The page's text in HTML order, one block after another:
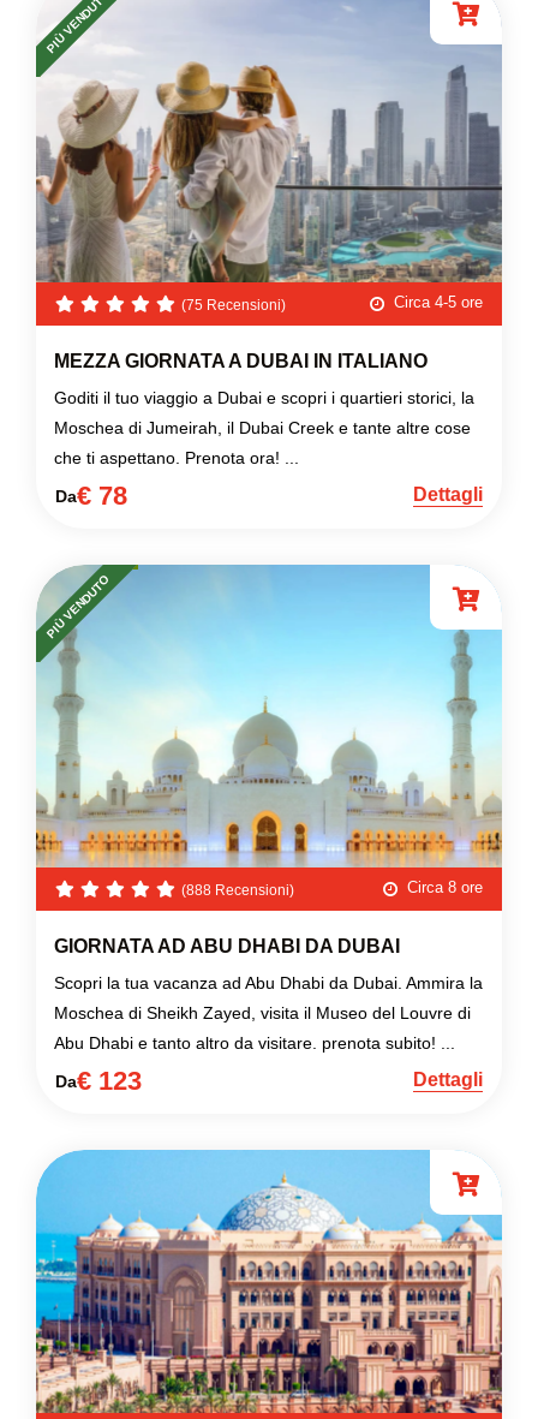
PIÙ VENDUTO
(75 Recensioni) Circa 4-5 ore
MEZZA GIORNATA A DUBAI IN ITALIANO
Goditi il tuo viaggio a Dubai e scopri i quartieri storici, la
Moschea di Jumeirah, il Dubai Creek e tante altre cose
che ti aspettano. Prenota ora! ...
Da€ 78 Dettagli
PIÙ VENDUTO
(888 Recensioni) Circa 8 ore
GIORNATA AD ABU DHABI DA DUBAI
Scopri la tua vacanza ad Abu Dhabi da Dubai. Ammira la
Moschea di Sheikh Zayed, visita il Museo del Louvre di
Abu Dhabi e tanto altro da visitare. prenota subito! ...
Da€ 123 Dettagli